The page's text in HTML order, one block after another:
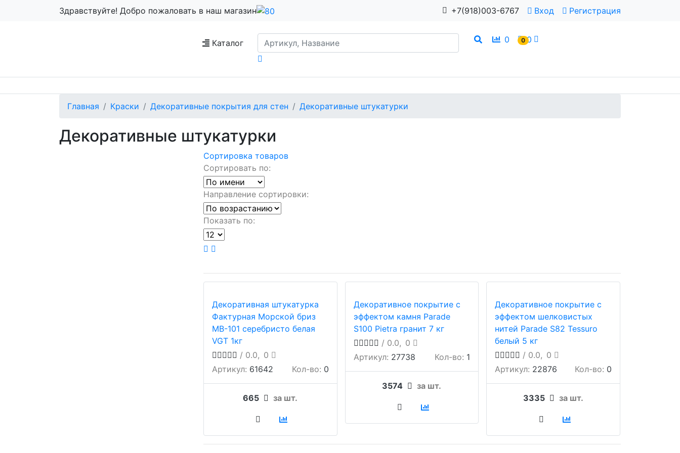
Здравствуйте! Добро пожаловать в наш магазин +7(918)003-6767 Вход Регистрация
Каталог 0 00
Главная Краски Декоративные покрытия для стен Декоративные штукатурки
Декоративные штукатурки
Сортировка товаров
Сортировать по:
Направление сортировки:
Показать по:
Декоративная штукатурка
Фактурная Морской бриз
МВ-101 серебристо белая
VGT 1кг
/ 0.0, 0
Артикул: 61642 Кол-во: 0
665 за шт.
Декоративное покрытие с
эффектом камня Parade
S100 Pietra гранит 7 кг
/ 0.0, 0
Артикул: 27738 Кол-во: 1
3574 за шт.
Декоративное покрытие с
эффектом шелковистых
нитей Parade S82 Tessuro
белый 5 кг
/ 0.0, 0
Артикул: 22876 Кол-во: 0
3335 за шт.